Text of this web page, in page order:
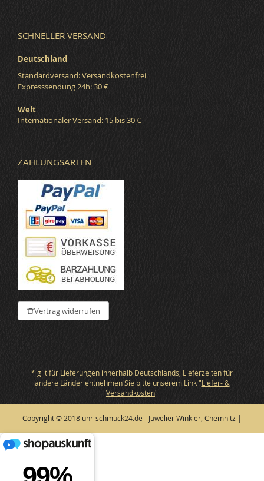
SCHNELLER VERSAND
Deutschland
Standardversand: Versandkostenfrei
Expresssendung 24h: 30 €
Welt
Internationaler Versand: 15 bis 30 €
ZAHLUNGSARTEN
Vertrag widerrufen
* gilt für Lieferungen innerhalb Deutschlands, Lieferzeiten für
andere Länder entnehmen Sie bitte unserem Link "Liefer- &
Versandkosten"
Copyright © 2018 uhr-schmuck24.de - Juwelier Winkler, Chemnitz |